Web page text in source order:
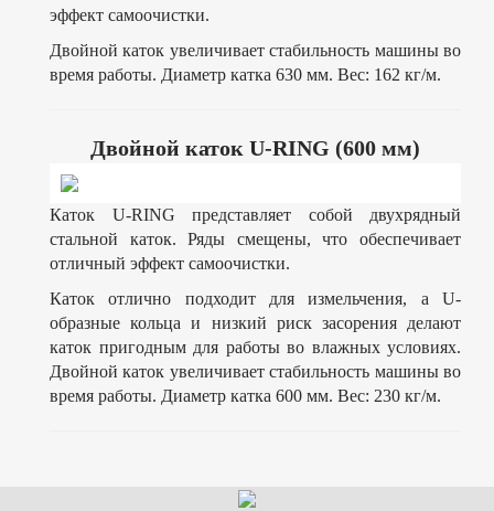
эффект самоочистки.
Двойной каток увеличивает стабильность машины во
время работы. Диаметр катка 630 мм. Вес: 162 кг/м.
Двойной каток U-RING (600 мм)
Каток U-RING представляет собой двухрядный
стальной каток. Ряды смещены, что обеспечивает
отличный эффект самоочистки.
Каток отлично подходит для измельчения, а U-
образные кольца и низкий риск засорения делают
каток пригодным для работы во влажных условиях.
Двойной каток увеличивает стабильность машины во
время работы. Диаметр катка 600 мм. Вес: 230 кг/м.